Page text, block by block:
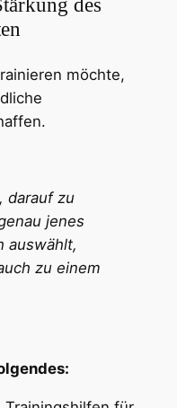
des
möchte,
darauf zu
jenes
auswählt,
zu einem